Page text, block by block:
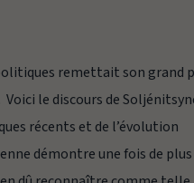
remettait son grand
le discours de
récents et de l’évolution
démontre une fois de